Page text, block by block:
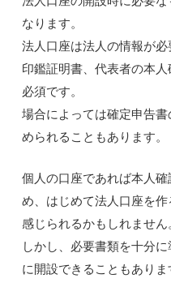
なります。
法人口座は法人の情報が
印鑑証明書、代表者の本
必須です。
場合によっては確定申告
められることもあります。
個人の口座であれば本人
め、はじめて法人口座を
感じられるかもしれません
しかし、必要書類を十分
に開設できることもありま